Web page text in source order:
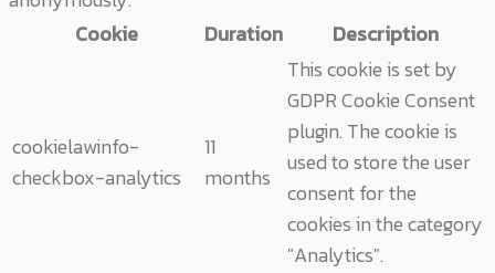
Cookie
Duration Description
cookielawinfo-
checkbox-analytics
11
months
This cookie is set by
GDPR Cookie Consent
plugin. The cookie is
used to store the user
consent for the
cookies in the category
"Analytics".